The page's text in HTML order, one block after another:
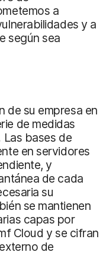
a
y a
según sea
de su empresa en
de medidas
Las bases de
en servidores
y
de cada
su
se mantienen
capas por
Cloud y se cifran
de